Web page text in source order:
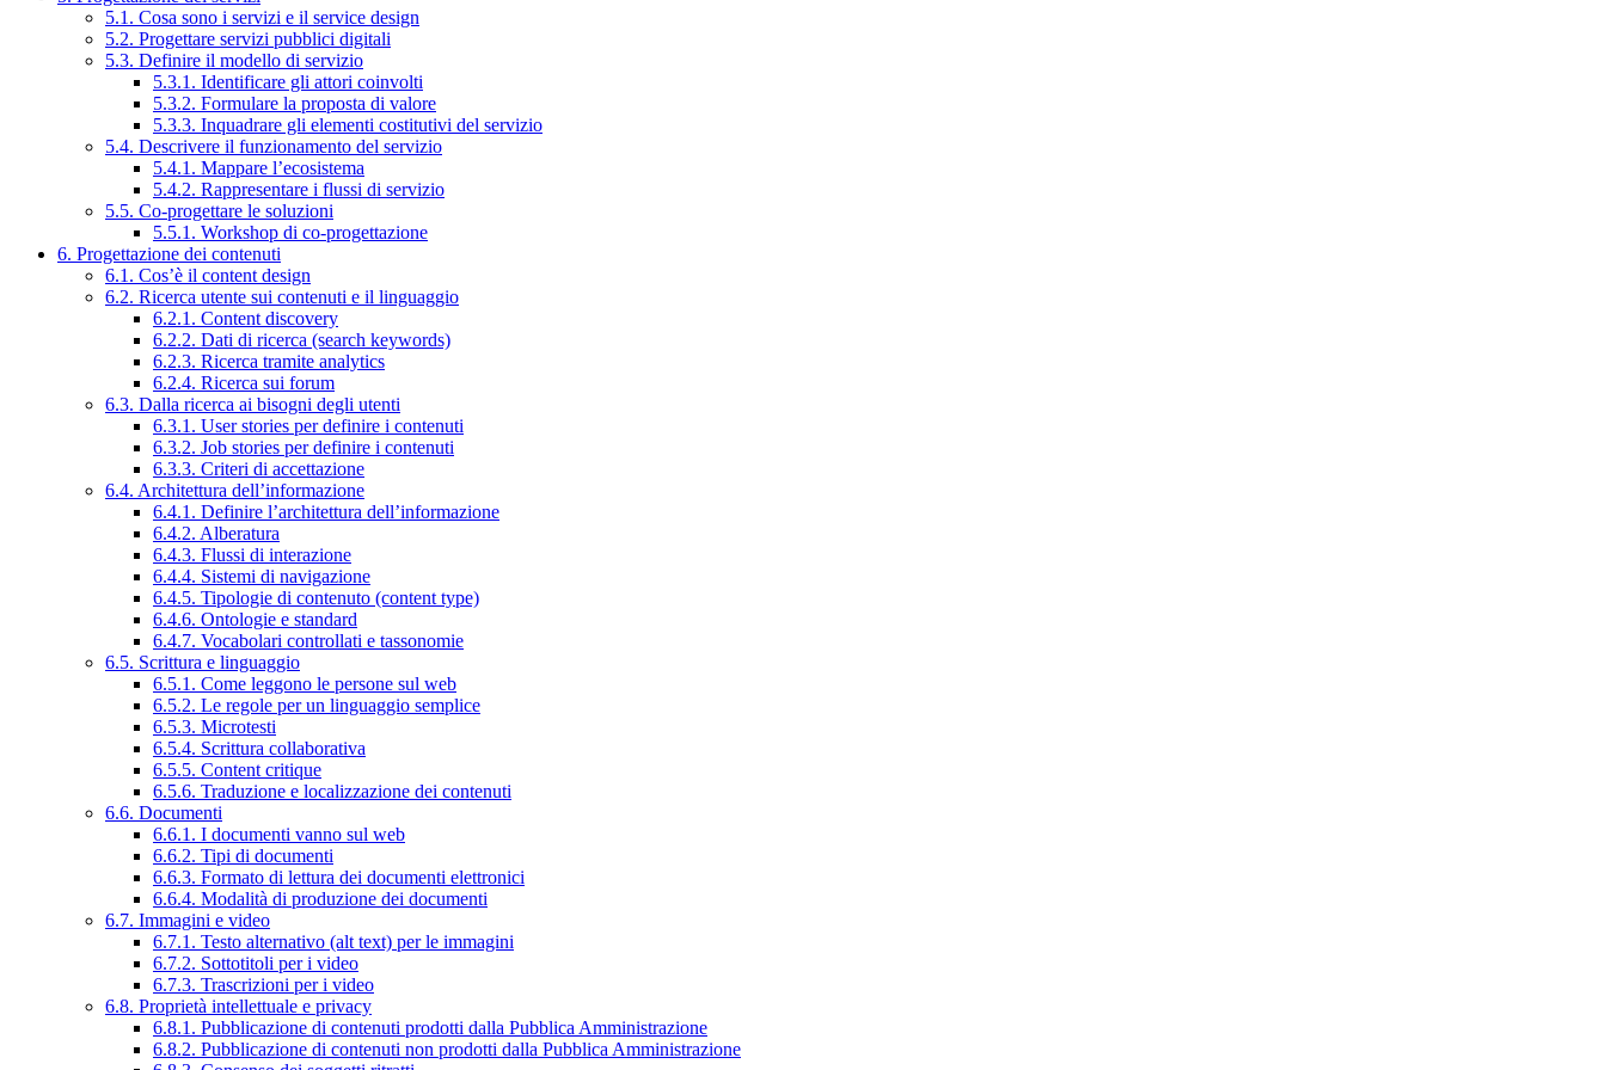
5.1. Cosa sono i servizi e il service design
5.2. Progettare servizi pubblici digitali
5.3. Definire il modello di servizio
5.3.1. Identificare gli attori coinvolti
5.3.2. Formulare la proposta di valore
5.3.3. Inquadrare gli elementi costitutivi del servizio
5.4. Descrivere il funzionamento del servizio
5.4.1. Mappare l’ecosistema
5.4.2. Rappresentare i flussi di servizio
5.5. Co-progettare le soluzioni
5.5.1. Workshop di co-progettazione
6. Progettazione dei contenuti
6.1. Cos’è il content design
6.2. Ricerca utente sui contenuti e il linguaggio
6.2.1. Content discovery
6.2.2. Dati di ricerca (search keywords)
6.2.3. Ricerca tramite analytics
6.2.4. Ricerca sui forum
6.3. Dalla ricerca ai bisogni degli utenti
6.3.1. User stories per definire i contenuti
6.3.2. Job stories per definire i contenuti
6.3.3. Criteri di accettazione
6.4. Architettura dell’informazione
6.4.1. Definire l’architettura dell’informazione
6.4.2. Alberatura
6.4.3. Flussi di interazione
6.4.4. Sistemi di navigazione
6.4.5. Tipologie di contenuto (content type)
6.4.6. Ontologie e standard
6.4.7. Vocabolari controllati e tassonomie
6.5. Scrittura e linguaggio
6.5.1. Come leggono le persone sul web
6.5.2. Le regole per un linguaggio semplice
6.5.3. Microtesti
6.5.4. Scrittura collaborativa
6.5.5. Content critique
6.5.6. Traduzione e localizzazione dei contenuti
6.6. Documenti
6.6.1. I documenti vanno sul web
6.6.2. Tipi di documenti
6.6.3. Formato di lettura dei documenti elettronici
6.6.4. Modalità di produzione dei documenti
6.7. Immagini e video
6.7.1. Testo alternativo (alt text) per le immagini
6.7.2. Sottotitoli per i video
6.7.3. Trascrizioni per i video
6.8. Proprietà intellettuale e privacy
6.8.1. Pubblicazione di contenuti prodotti dalla Pubblica Amministrazione
6.8.2. Pubblicazione di contenuti non prodotti dalla Pubblica Amministrazione